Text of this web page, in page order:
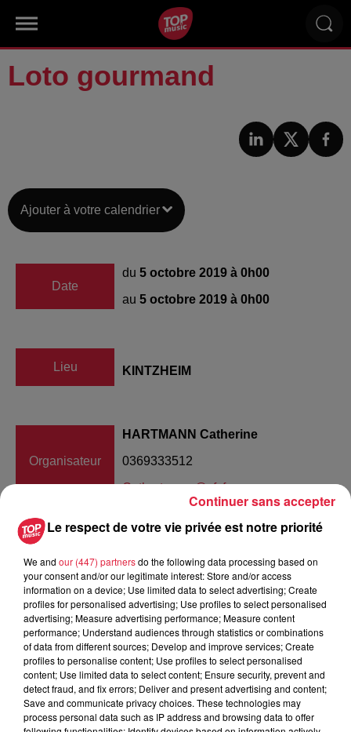
Loto gourmand
Ajouter à votre calendrier
Date
du 5 octobre 2019 à 0h00
au 5 octobre 2019 à 0h00
Lieu KINTZHEIM
Organisateur
HARTMANN Catherine
0369333512
Cathartmann@sfr.fr
Le samedi 5 octobre 2019 le Choeur du Hahnenberg de
Kintzheim organise son traditionnel loto gastronomique à
20h à la salle des fêtes de Kintzheim (Bas-Rhin). De
nombreux lots en rapport à nos papilles seront mis en jeu
paniers garnis repas et autres bons cadeaux. Venez
nombreux réservation possible au 03 88 82 14 79 ou 03 69
Le respect de votre vie privée est notre priorité
We and our (447) partnersdo the following data processing based on
your consent and/or our legitimate interest: Store and/or access
information on a device; Use limited data to select advertising; Create
profiles for personalised advertising; Use profiles to select personalised
advertising; Measure advertising performance; Measure content
performance; Understand audiences through statistics or combinations
of data from different sources; Develop and improve services; Create
profiles to personalise content; Use profiles to select personalised
content; Use limited data to select content; Ensure security, prevent and
detect fraud, and fix errors; Deliver and present advertising and content;
Save and communicate privacy choices. These technologies may
process personal data such as IP address and browsing data to offer
Continuer sans accepter